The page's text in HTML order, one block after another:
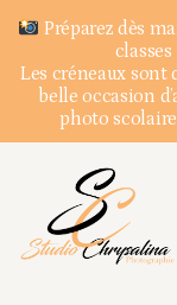
Préparez dès
Les créneaux sont
belle occasion
photo